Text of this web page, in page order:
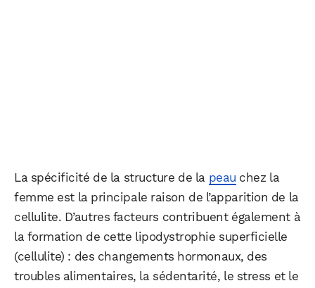
La spécificité de la structure de la peau chez la
femme est la principale raison de l’apparition de la
cellulite. D’autres facteurs contribuent également à
la formation de cette lipodystrophie superficielle
(cellulite) : des changements hormonaux, des
troubles alimentaires, la sédentarité, le stress et le